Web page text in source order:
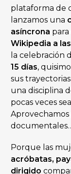
plataforma de
lanzamos una
asíncrona
Wikipedia a
la celebración
15 días,
sus
una disciplina
pocas veces
Porque las
acróbatas,
dirigido